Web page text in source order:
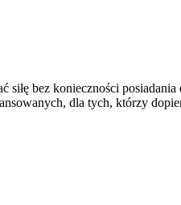
bez konieczności
dla tych, którzy